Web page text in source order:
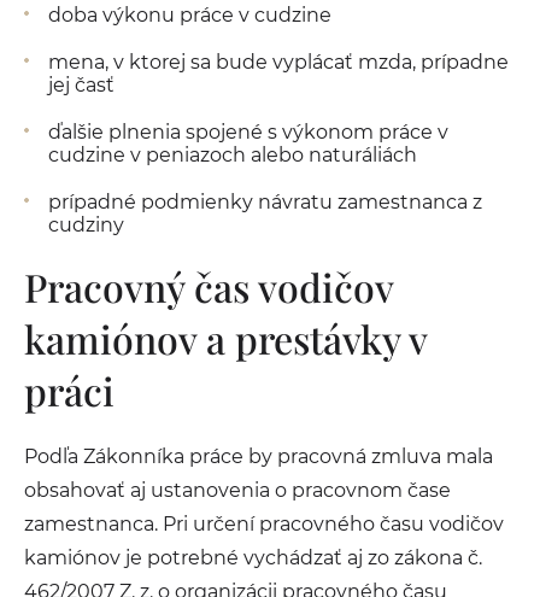
doba výkonu práce v cudzine
mena, v ktorej sa bude vyplácať mzda, prípadne
jej časť
ďalšie plnenia spojené s výkonom práce v
cudzine v peniazoch alebo naturáliách
prípadné podmienky návratu zamestnanca z
cudziny
Pracovný čas vodičov
kamiónov a prestávky v
práci
Podľa Zákonníka práce by pracovná zmluva mala
obsahovať aj ustanovenia o pracovnom čase
zamestnanca. Pri určení pracovného času vodičov
kamiónov je potrebné vychádzať aj zo zákona č.
462/2007 Z. z. o organizácii pracovného času